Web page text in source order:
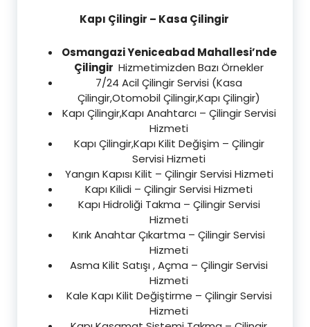
Kapı Çilingir – Kasa Çilingir
Osmangazi Yeniceabad Mahallesi’nde
Çilingir Hizmetimizden Bazı Örnekler
7/24 Acil Çilingir Servisi (Kasa
Çilingir,Otomobil Çilingir,Kapı Çilingir)
Kapı Çilingir,Kapı Anahtarcı – Çilingir Servisi
Hizmeti
Kapı Çilingir,Kapı Kilit Değişim – Çilingir
Servisi Hizmeti
Yangın Kapısı Kilit – Çilingir Servisi Hizmeti
Kapı Kilidi – Çilingir Servisi Hizmeti
Kapı Hidroliği Takma – Çilingir Servisi
Hizmeti
Kırık Anahtar Çıkartma – Çilingir Servisi
Hizmeti
Asma Kilit Satışı , Açma – Çilingir Servisi
Hizmeti
Kale Kapı Kilit Değiştirme – Çilingir Servisi
Hizmeti